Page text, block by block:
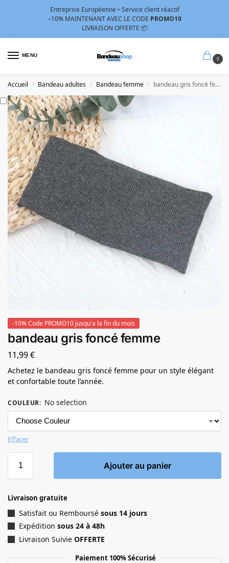
Entreprise Européenne • Service client réactif
–10% MAINTENANT AVEC LE CODE PROMO10
LIVRAISON OFFERTE 📦
MENU
0
Accueil / Bandeau adultes / Bandeau femme / bandeau gris foncé femme
-10% Code PROMO10 jusqu'a la fin du mois
bandeau gris foncé femme
11,99€
Achetez le bandeau gris foncé femme pour un style élégant
et confortable toute l’année.
COULEUR: No selection
Effacer
Ajouter au panier
Livraison gratuite
Satisfait ou Remboursé sous 14 jours
Expédition sous 24 à 48h
Livraison Suivie OFFERTE
Paiement 100% Sécurisé